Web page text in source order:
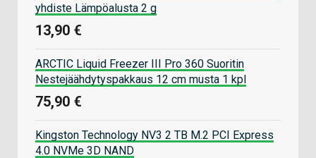
yhdiste Lämpöalusta 2 g
13,90 €
ARCTIC Liquid Freezer III Pro 360 Suoritin
Nestejäähdytyspakkaus 12 cm musta 1 kpl
75,90 €
Kingston Technology NV3 2 TB M.2 PCI Express
4.0 NVMe 3D NAND